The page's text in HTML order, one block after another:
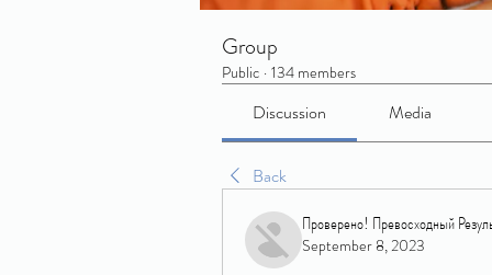
Group
Public · 134 members
Discussion Media
Back
Проверено! Превосходный
September 8, 2023